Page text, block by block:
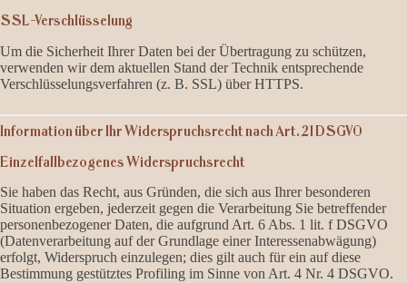
SSL-Verschlüsselung
Um die Sicherheit Ihrer Daten bei der Übertragung zu schützen,
verwenden wir dem aktuellen Stand der Technik entsprechende
Verschlüsselungsverfahren (z. B. SSL) über HTTPS.
Information über Ihr Widerspruchsrecht nach Art. 21 DSGVO
Einzelfallbezogenes Widerspruchsrecht
Sie haben das Recht, aus Gründen, die sich aus Ihrer besonderen
Situation ergeben, jederzeit gegen die Verarbeitung Sie betreffender
personenbezogener Daten, die aufgrund Art. 6 Abs. 1 lit. f DSGVO
(Datenverarbeitung auf der Grundlage einer Interessenabwägung)
erfolgt, Widerspruch einzulegen; dies gilt auch für ein auf diese
Bestimmung gestütztes Profiling im Sinne von Art. 4 Nr. 4 DSGVO.